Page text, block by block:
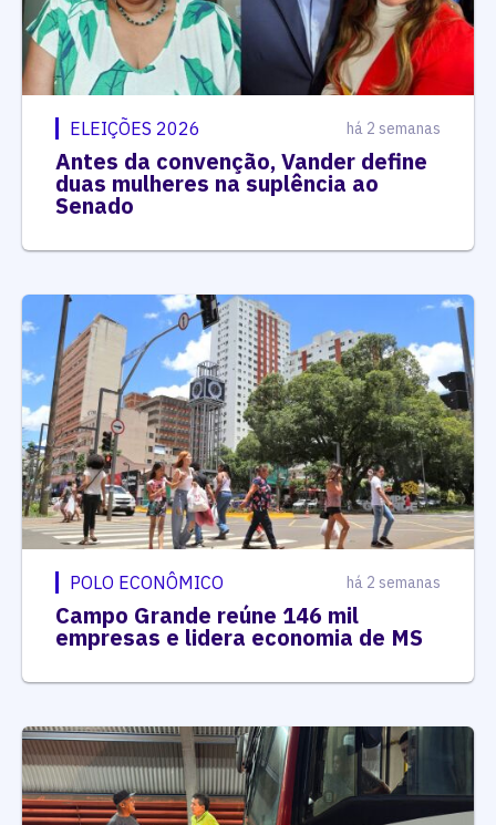
ELEIÇÕES 2026 há 2 semanas
Antes da convenção, Vander define
duas mulheres na suplência ao
Senado
POLO ECONÔMICO há 2 semanas
Campo Grande reúne 146 mil
empresas e lidera economia de MS